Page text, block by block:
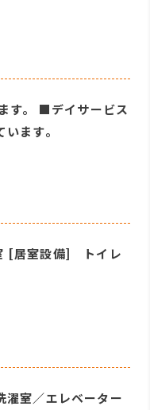
す。 ■デイサービス
ます。
[居室設備] トイレ
濯室／エレベーター